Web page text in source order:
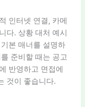
인터넷 연결, 카메
다. 상황 대처 예시
본 매너를 설명하
준비할 때는 공고
반영하고 면접에
것이 좋습니다.